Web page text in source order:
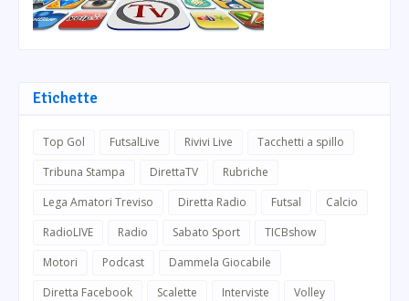
Etichette
Top Gol FutsalLive Rivivi Live
Tacchetti a spillo
Tribuna Stampa
DirettaTV
Rubriche
Lega Amatori Treviso
Diretta Radio Futsal
Calcio
RadioLIVE
Radio Sabato Sport
TICBshow
Motori
Podcast
Dammela Giocabile
Diretta Facebook
Scalette Interviste
Volley